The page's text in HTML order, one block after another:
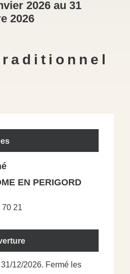
2026 au 31
2026
EN PERIGORD
70 21
12/2026. Fermé les